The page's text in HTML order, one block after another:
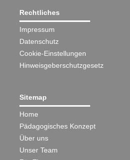
Rechtliches
Impressum
Datenschutz
Cookie-Einstellungen
Hinweisgeberschutzgesetz
Sitemap
Home
Pädagogisches Konzept
Über uns
Unser Team